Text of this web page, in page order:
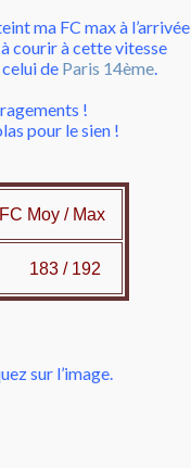
ma FC max à l’arrivée
courir à cette vitesse
de Paris 14ème.
!
pour le sien !
FC Moy / Max
183 / 192
sur l’image.